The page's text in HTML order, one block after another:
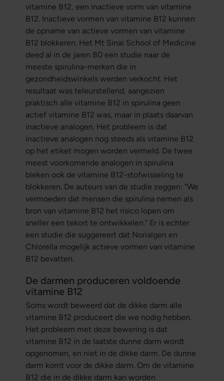
vitamine B12, een inactieve vorm van vitamine
B12. Inactieve vormen van vitamine B12 kunnen
de opname van actieve vormen van vitamine
B12 blokkeren. Het Mt Sinai School of Medicine
deed al in de jaren 80 een studie naar de
meeste spirulina-merken die in
gezondheidswinkels werden verkocht. Het
resultaat was teleurstellend, aangezien
praktisch alle vitamine B12 in spirulina geen
actief vitamine B12 was, maar in plaats daarvan
inactieve analogen. Het probleem is dat
inactieve analogen nog steeds als vitamine B12
op het etiket mogen worden vermeld. De twee
meest voorkomende analogen in spirulina
bleken ook de vitamine B12-stofwisseling te
blokkeren. De auteurs van de studie zeggen: "We
vermoeden dat mensen die spirulina nemen als
bron van vitamine B12 het risico lopen om
sneller een tekort te ontwikkelen." Er is echter
een studie die suggereert dat Norialgen en
Chlorella mogelijk actieve vormen van vitamine
B12 bevatten.
De darmen produceren voldoende
vitamine B12
Soms wordt beweerd dat de dikke darm alle
vitamine B12 produceert die we nodig hebben.
Het probleem met deze bewering is dat
vitamine B12 in de laatste dunne darm wordt
opgenomen, en niet in de dikke darm. De dunne
darm komt voor de dikke darm. Om de vitamine
B12 die in de dikke darm kan worden